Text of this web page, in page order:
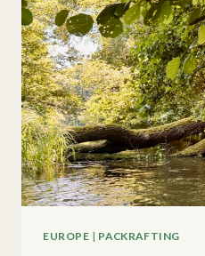
EIN
VERBUND
EUROPE | PACKRAFTING